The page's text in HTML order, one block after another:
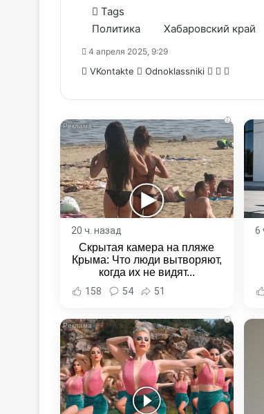
Tags
Политика
Хабаровский край
4 апреля 2025, 9:29
VKontakte Odnoklassniki WhatsApp
Telegram
Email
i
20 ч. назад
Скрытая камера на пляже
Крыма: Что люди вытворяют,
когда их не видят...
158 54 51
6
i